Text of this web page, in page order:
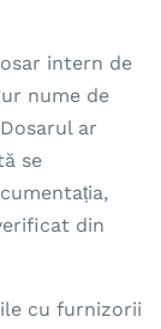
intern de
nume de
ar
se
din
cu furnizorii